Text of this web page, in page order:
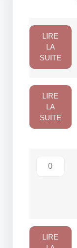
LIRE
LA
SUITE
LIRE
LA
SUITE
LIRE